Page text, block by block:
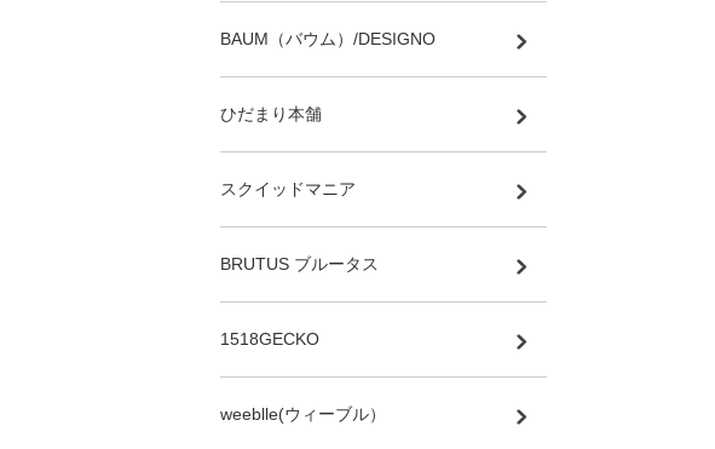
BAUM（バウム）/DESIGNO
ひだまり本舗
スクイッドマニア
BRUTUS ブルータス
1518GECKO
weeblle(ウィーブル）